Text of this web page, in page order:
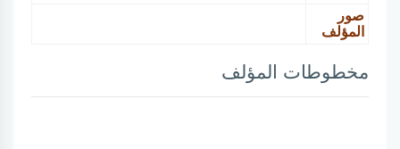
صور
المؤلف
مخطوطات المؤلف